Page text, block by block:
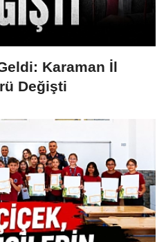
Karaman İl
Değişti